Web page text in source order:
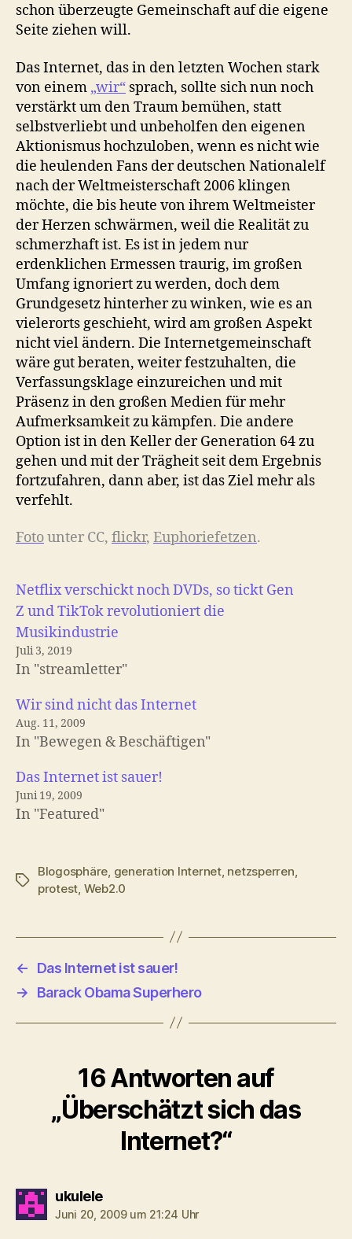
schon überzeugte Gemeinschaft auf die eigene
Seite ziehen will.
Das Internet, das in den letzten Wochen stark
von einem „wir“ sprach, sollte sich nun noch
verstärkt um den Traum bemühen, statt
selbstverliebt und unbeholfen den eigenen
Aktionismus hochzuloben, wenn es nicht wie
die heulenden Fans der deutschen Nationalelf
nach der Weltmeisterschaft 2006 klingen
möchte, die bis heute von ihrem Weltmeister
der Herzen schwärmen, weil die Realität zu
schmerzhaft ist. Es ist in jedem nur
erdenklichen Ermessen traurig, im großen
Umfang ignoriert zu werden, doch dem
Grundgesetz hinterher zu winken, wie es an
vielerorts geschieht, wird am großen Aspekt
nicht viel ändern. Die Internetgemeinschaft
wäre gut beraten, weiter festzuhalten, die
Verfassungsklage einzureichen und mit
Präsenz in den großen Medien für mehr
Aufmerksamkeit zu kämpfen. Die andere
Option ist in den Keller der Generation 64 zu
gehen und mit der Trägheit seit dem Ergebnis
fortzufahren, dann aber, ist das Ziel mehr als
verfehlt.
Fotounter CC, flickr, Euphoriefetzen.
Netflix verschickt noch DVDs, so tickt Gen
Z und TikTok revolutioniert die
Musikindustrie
Juli 3, 2019
In "streamletter"
Wir sind nicht das Internet
Aug. 11, 2009
In "Bewegen & Beschäftigen"
Das Internet ist sauer!
Juni 19, 2009
In "Featured"
Schlagwörter
Blogosphäre, generation Internet, netzsperren,
protest, Web2.0
←
Das Internet ist sauer!
→
Barack Obama Superhero
16 Antworten auf
„Überschätzt sich das
Internet?“
ukulelesagt:
Juni 20, 2009 um 21:24 Uhr